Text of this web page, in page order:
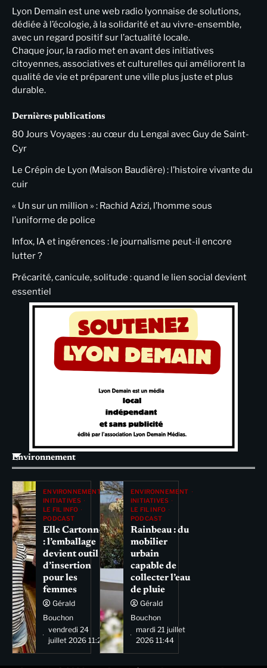
Lyon Demain est une web radio lyonnaise de solutions,
dédiée à l’écologie, à la solidarité et au vivre-ensemble,
avec un regard positif sur l’actualité locale.
Chaque jour, la radio met en avant des initiatives
citoyennes, associatives et culturelles qui améliorent la
qualité de vie et préparent une ville plus juste et plus
durable.
Dernières publications
80 Jours Voyages : au cœur du Lengai avec Guy de Saint-
Cyr
Le Crépin de Lyon (Maison Baudière) : l’histoire vivante du
cuir
« Un sur un million » : Rachid Azizi, l’homme sous
l’uniforme de police
Infox, IA et ingérences : le journalisme peut-il encore
lutter ?
Précarité, canicule, solitude : quand le lien social devient
essentiel
Environnement
ENVIRONNEMENT
INITIATIVES
LE FIL INFO
PODCAST
Elle Cartonne
: l’emballage
devient outil
d’insertion
pour les
femmes
Gérald
Bouchon
vendredi 24
juillet 2026 11:29
ENVIRONNEMENT
INITIATIVES
LE FIL INFO
PODCAST
Rainbeau : du
mobilier
urbain
capable de
collecter l’eau
de pluie
Gérald
Bouchon
mardi 21 juillet
2026 11:44